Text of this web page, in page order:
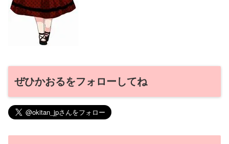
ぜひかおるをフォローしてね